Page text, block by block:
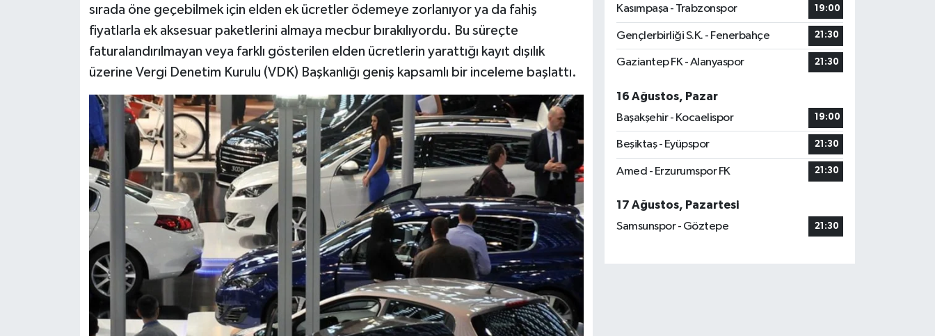
sırada öne geçebilmek için elden ek ücretler ödemeye zorlanıyor ya da fahiş
fiyatlarla ek aksesuar paketlerini almaya mecbur bırakılıyordu. Bu süreçte
faturalandırılmayan veya farklı gösterilen elden ücretlerin yarattığı kayıt dışılık
üzerine Vergi Denetim Kurulu (VDK) Başkanlığı geniş kapsamlı bir inceleme başlattı.
Kasımpaşa - Trabzonspor 19:00
Gençlerbirliği S.K. - Fenerbahçe 21:30
Gaziantep FK - Alanyaspor 21:30
16 Ağustos, Pazar
Başakşehir - Kocaelispor
19:00
Beşiktaş - Eyüpspor 21:30
Amed - Erzurumspor FK 21:30
17 Ağustos, Pazartesi
Samsunspor - Göztepe
21:30
Rüya Tabirleri